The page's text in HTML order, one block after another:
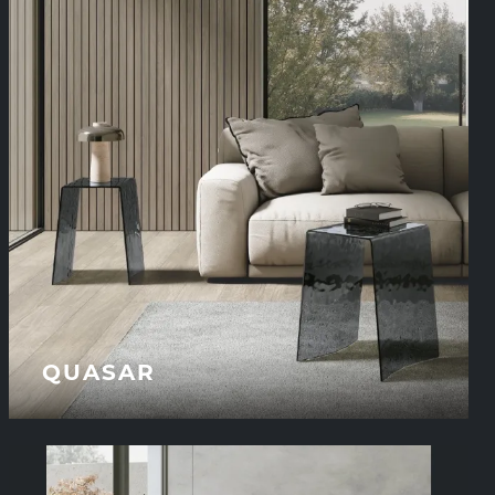
QUASAR